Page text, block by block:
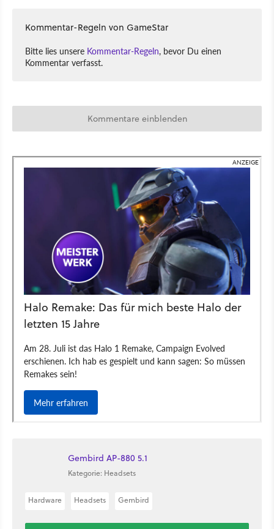
Kommentar-Regeln von GameStar
Bitte lies unsere Kommentar-Regeln, bevor Du einen
Kommentar verfasst.
Kommentare einblenden
Gembird AP-880 5.1
Kategorie: Headsets
Hardware Headsets Gembird